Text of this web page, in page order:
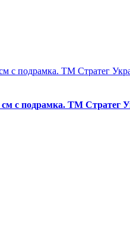
см с подрамка. ТМ Стратег